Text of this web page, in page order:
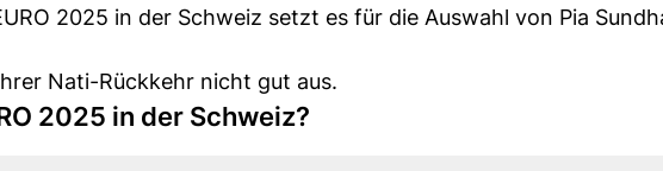
2025 in der Schweiz setzt es für die Auswahl von Pia
Nati-Rückkehr nicht gut aus.
2025 in der Schweiz?